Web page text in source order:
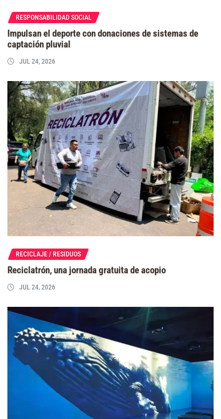
RESPONSABILIDAD SOCIAL
Impulsan el deporte con donaciones de sistemas de
captación pluvial
JUL 24, 2026
RECICLAJE / RESIDUOS
Reciclatrón, una jornada gratuita de acopio
JUL 24, 2026